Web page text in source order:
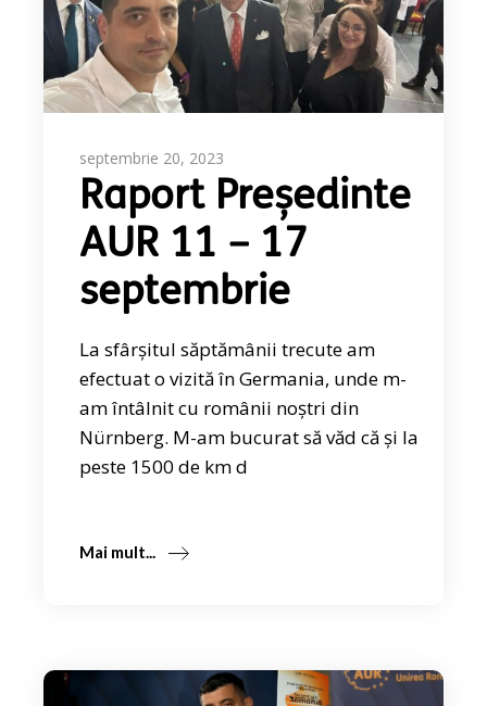
septembrie 20, 2023
Raport Președinte
AUR 11 – 17
septembrie
La sfârșitul săptămânii trecute am
efectuat o vizită în Germania, unde m-
am întâlnit cu românii noștri din
Nürnberg. M-am bucurat să văd că și la
peste 1500 de km d
Mai mult...